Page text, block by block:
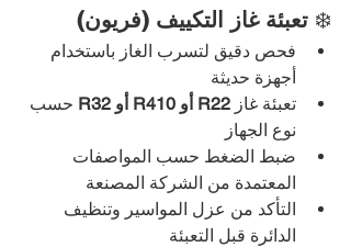
❄️ تعبئة غاز التكييف (فريون)
فحص دقيق لتسرب الغاز باستخدام
أجهزة حديثة
تعبئة غاز R22 أو R410 أو R32
حسب
نوع الجهاز
ضبط الضغط حسب المواصفات
المعتمدة من الشركة المصنعة
التأكد من عزل المواسير وتنظيف
الدائرة قبل التعبئة